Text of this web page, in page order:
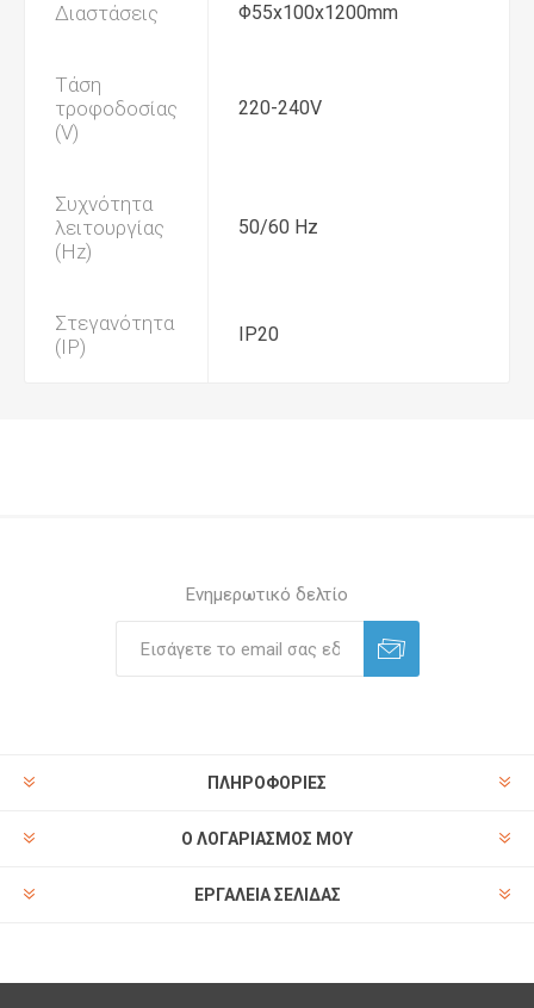
Διαστάσεις Φ55x100x1200mm
Τάση
τροφοδοσίας
(V)
220-240V
Συχνότητα
λειτουργίας
(Hz)
50/60 Hz
Στεγανότητα
(IP)
IP20
Ενημερωτικό δελτίο
ΠΛΗΡΟΦΟΡΊΕΣ
Ο ΛΟΓΑΡΙΑΣΜΌΣ ΜΟΥ
ΕΡΓΑΛΕΊΑ ΣΕΛΊΔΑΣ